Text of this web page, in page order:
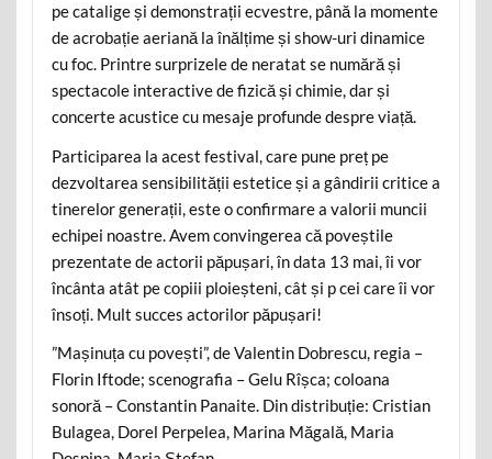
pe catalige și demonstrații ecvestre, până la momente
de acrobație aeriană la înălțime și show-uri dinamice
cu foc. Printre surprizele de neratat se numără și
spectacole interactive de fizică și chimie, dar și
concerte acustice cu mesaje profunde despre viață.
Participarea la acest festival, care pune preț pe
dezvoltarea sensibilității estetice și a gândirii critice a
tinerelor generații, este o confirmare a valorii muncii
echipei noastre. Avem convingerea că poveștile
prezentate de actorii păpușari, în data 13 mai, îi vor
încânta atât pe copiii ploieșteni, cât și p cei care îi vor
însoți. Mult succes actorilor păpușari!
”Mașinuța cu povești”, de Valentin Dobrescu, regia –
Florin Iftode; scenografia – Gelu Rîșca; coloana
sonoră – Constantin Panaite. Din distribuție: Cristian
Bulagea, Dorel Perpelea, Marina Măgală, Maria